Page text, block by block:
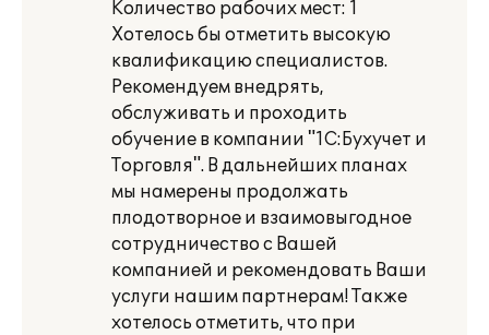
Количество рабочих мест: 1
Хотелось бы отметить высокую
квалификацию специалистов.
Рекомендуем внедрять,
обслуживать и проходить
обучение в компании "1С:Бухучет и
Торговля". В дальнейших планах
мы намерены продолжать
плодотворное и взаимовыгодное
сотрудничество с Вашей
компанией и рекомендовать Ваши
услуги нашим партнерам! Также
хотелось отметить, что при